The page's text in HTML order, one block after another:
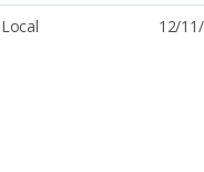
Local 12/